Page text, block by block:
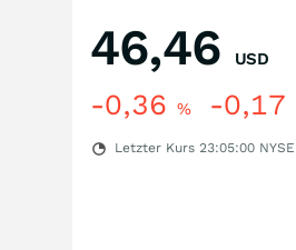
46,46 USD
-0,36 % -0,17
Letzter Kurs 23:05:00 NYSE